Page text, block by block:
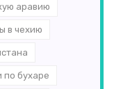
аравию
в чехию
по бухаре